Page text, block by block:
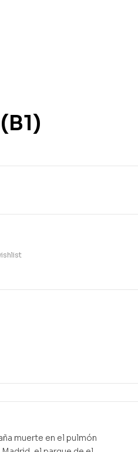
muerte en el pulmón